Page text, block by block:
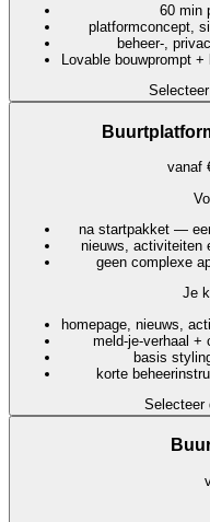
60 min
platformconcept,
beheer-,
Lovable bouwprompt
vanaf
na startpakket —
nieuws, activiteiten
geen complexe
Je
homepage, nieuws,
meld-je-verhaal +
basis
korte
Selecteer